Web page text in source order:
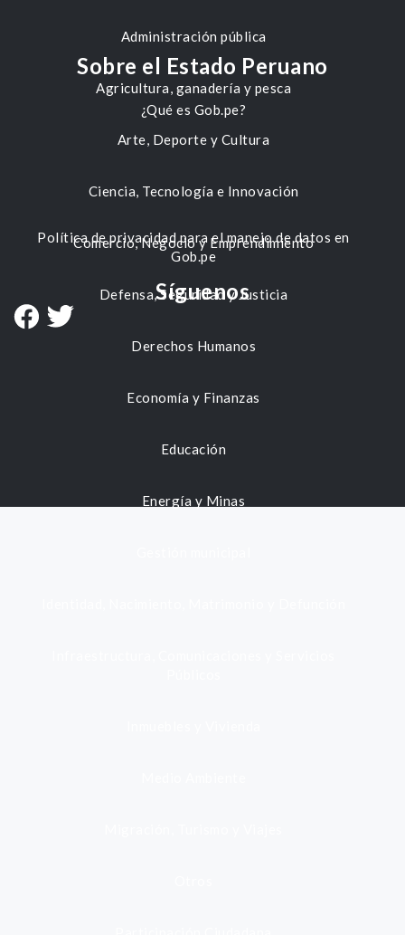
Administración pública
Agricultura, ganadería y pesca
Arte, Deporte y Cultura
Ciencia, Tecnología e Innovación
Comercio, Negocio y Emprendimiento
Defensa, Seguridad y Justicia
Derechos Humanos
Economía y Finanzas
Educación
Energía y Minas
Sobre el Estado Peruano
¿Qué es Gob.pe?
Política de privacidad para el manejo de datos en
Gob.pe
Síguenos